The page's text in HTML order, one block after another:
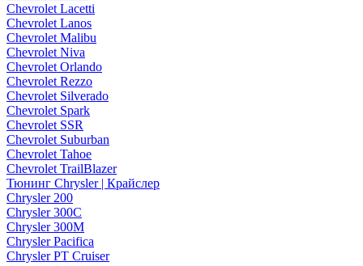
Chevrolet Lacetti
Chevrolet Lanos
Chevrolet Malibu
Chevrolet Niva
Chevrolet Orlando
Chevrolet Rezzo
Chevrolet Silverado
Chevrolet Spark
Chevrolet SSR
Chevrolet Suburban
Chevrolet Tahoe
Chevrolet TrailBlazer
Тюнинг Chrysler | Крайслер
Chrysler 200
Chrysler 300C
Chrysler 300M
Chrysler Pacifica
Chrysler PT Cruiser